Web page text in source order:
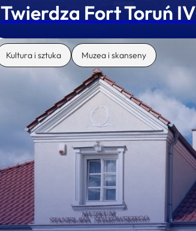
Twierdza Fort Toruń IV
Kultura i sztuka Muzea i skanseny